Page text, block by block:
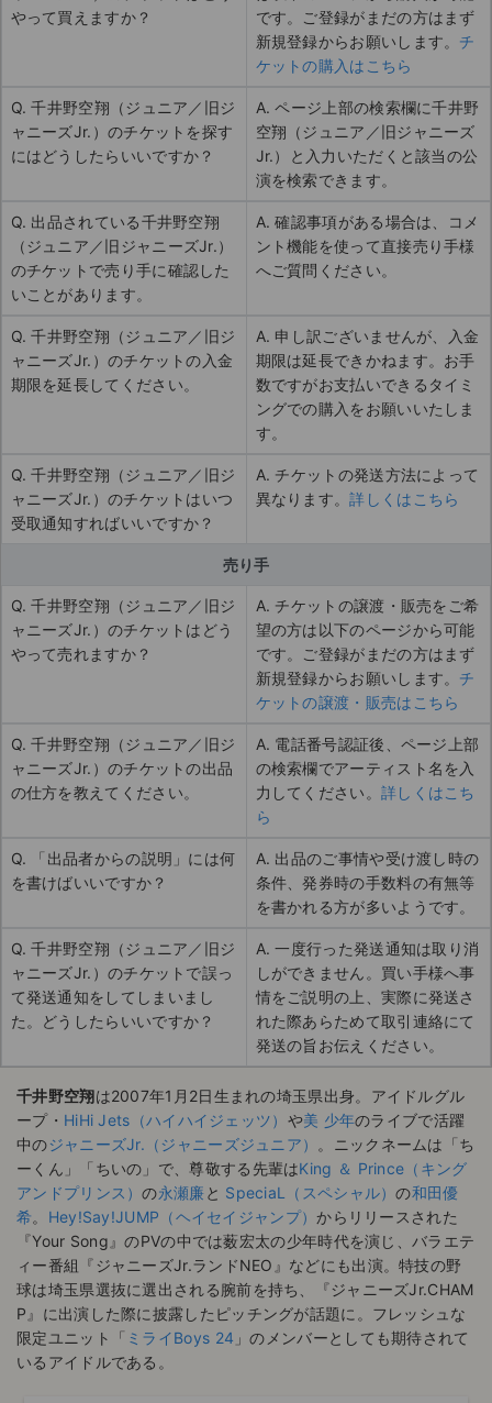
やって買えますか？
です。ご登録がまだの方はまず
新規登録からお願いします。 チ
ケットの購入はこちら
Q. 千井野空翔（ジュニア／旧ジ
ャニーズJr.）のチケットを探す
にはどうしたらいいですか？
A. ページ上部の検索欄に千井野
空翔（ジュニア／旧ジャニーズ
Jr.）と入力いただくと該当の公
演を検索できます。
Q. 出品されている千井野空翔
（ジュニア／旧ジャニーズJr.）
のチケットで売り手に確認した
いことがあります。
A. 確認事項がある場合は、コメ
ント機能を使って直接売り手様
へご質問ください。
Q. 千井野空翔（ジュニア／旧ジ
ャニーズJr.）のチケットの入金
期限を延長してください。
A. 申し訳ございませんが、入金
期限は延長できかねます。お手
数ですがお支払いできるタイミ
ングでの購入をお願いいたしま
す。
Q. 千井野空翔（ジュニア／旧ジ
ャニーズJr.）のチケットはいつ
受取通知すればいいですか？
A. チケットの発送方法によって
異なります。詳しくはこちら
売り手
Q. 千井野空翔（ジュニア／旧ジ
ャニーズJr.）のチケットはどう
やって売れますか？
A. チケットの譲渡・販売をご希
望の方は以下のページから可能
です。ご登録がまだの方はまず
新規登録からお願いします。 チ
ケットの譲渡・販売はこちら
Q. 千井野空翔（ジュニア／旧ジ
ャニーズJr.）のチケットの出品
の仕方を教えてください。
A. 電話番号認証後、ページ上部
の検索欄でアーティスト名を入
力してください。 詳しくはこち
ら
Q. 「出品者からの説明」には何
を書けばいいですか？
A. 出品のご事情や受け渡し時の
条件、発券時の手数料の有無等
を書かれる方が多いようです。
Q. 千井野空翔（ジュニア／旧ジ
ャニーズJr.）のチケットで誤っ
て発送通知をしてしまいまし
た。どうしたらいいですか？
A. 一度行った発送通知は取り消
しができません。買い手様へ事
情をご説明の上、実際に発送さ
れた際あらためて取引連絡にて
発送の旨お伝えください。
千井野空翔は2007年1月2日生まれの埼玉県出身。アイドルグル
ープ・ HiHi Jets（ハイハイジェッツ） や美 少年のライブで活躍
中のジャニーズJr.（ジャニーズジュニア） 。ニックネームは「ち
ーくん」「ちいの」で、尊敬する先輩はKing ＆ Prince（キング
アンドプリンス）の永瀬廉と SpeciaL（スペシャル）の和田優
希。 Hey!Say!JUMP（ヘイセイジャンプ）からリリースされた
『Your Song』のPVの中では薮宏太の少年時代を演じ、バラエテ
ィー番組『ジャニーズJr.ランドNEO』などにも出演。特技の野
球は埼玉県選抜に選出される腕前を持ち、『ジャニーズJr.CHAM
P』に出演した際に披露したピッチングが話題に。フレッシュな
限定ユニット「 ミライBoys 24 」のメンバーとしても期待されて
いるアイドルである。